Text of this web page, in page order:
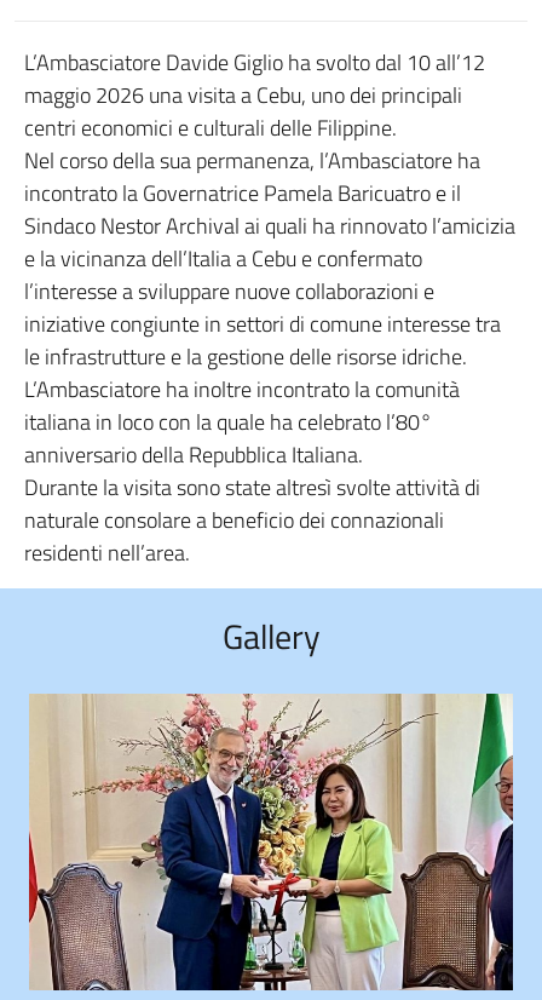
L’Ambasciatore Davide Giglio ha svolto dal 10 all’12
maggio 2026 una visita a Cebu, uno dei principali
centri economici e culturali delle Filippine.
Nel corso della sua permanenza, l’Ambasciatore ha
incontrato la Governatrice Pamela Baricuatro e il
Sindaco Nestor Archival ai quali ha rinnovato l’amicizia
e la vicinanza dell’Italia a Cebu e confermato
l’interesse a sviluppare nuove collaborazioni e
iniziative congiunte in settori di comune interesse tra
le infrastrutture e la gestione delle risorse idriche.
L’Ambasciatore ha inoltre incontrato la comunità
italiana in loco con la quale ha celebrato l’80°
anniversario della Repubblica Italiana.
Durante la visita sono state altresì svolte attività di
naturale consolare a beneficio dei connazionali
residenti nell’area.
Gallery